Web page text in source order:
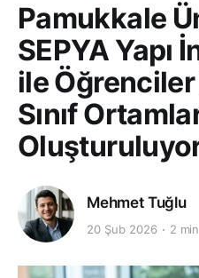
Pamukkale
SEPYA Yapı
ile
Sınıf
Mehmet Tuğlu
20 Şub 2026 2 min